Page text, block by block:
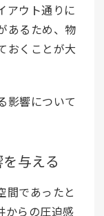
アウト通りに
あるため、物
おくことが大
影響について
与える
間であったと
からの圧迫感